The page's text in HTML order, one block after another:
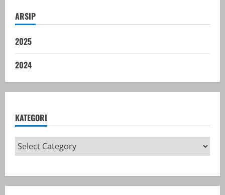
ARSIP
2025
2024
KATEGORI